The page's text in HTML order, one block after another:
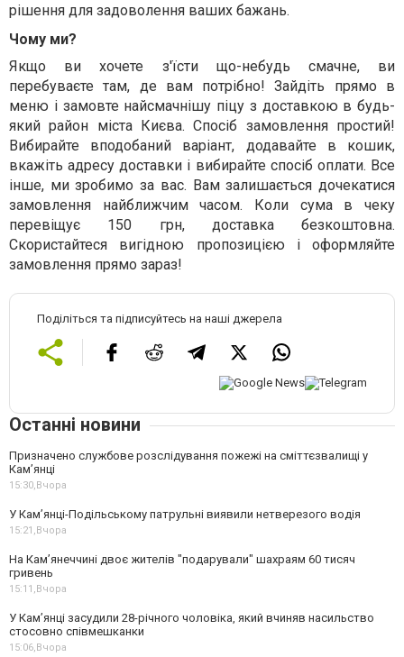
рішення для задоволення ваших бажань.
Чому ми?
Якщо ви хочете з'їсти що-небудь смачне, ви
перебуваєте там, де вам потрібно! Зайдіть прямо в
меню і замовте найсмачнішу піцу з доставкою в будь-
який район міста Києва. Спосіб замовлення простий!
Вибирайте вподобаний варіант, додавайте в кошик,
вкажіть адресу доставки і вибирайте спосіб оплати. Все
інше, ми зробимо за вас. Вам залишається дочекатися
замовлення найближчим часом. Коли сума в чеку
перевіщує 150 грн, доставка безкоштовна.
Скористайтеся вигідною пропозицією і оформляйте
замовлення прямо зараз!
Поділіться та підписуйтесь на наші джерела
Останні новини
Призначено службове розслідування пожежі на сміттєзвалищі у
Кам’янці
15:30, Вчора
У Кам’янці-Подільському патрульні виявили нетверезого водія
15:21, Вчора
На Камʼянеччині двоє жителів "подарували" шахраям 60 тисяч
гривень
15:11, Вчора
У Камʼянці засудили 28-річного чоловіка, який вчиняв насильство
стосовно співмешканки
15:06, Вчора